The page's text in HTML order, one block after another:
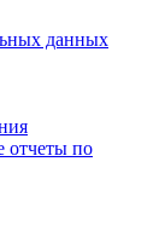
данных
отчеты по